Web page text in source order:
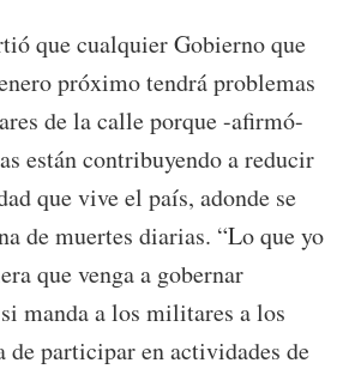
que cualquier Gobierno que
próximo tendrá problemas
de la calle porque -afirmó-
están contribuyendo a reducir
que vive el país, adonde se
de muertes diarias. “Lo que yo
que venga a gobernar
manda a los militares a los
de participar en actividades de